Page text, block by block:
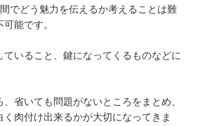
でどう魅力を伝えるか考えることは難
能です。
ていること、鍵になってくるものなどに
省いても問題がないところをまとめ、
肉付け出来るかが大切になってきま